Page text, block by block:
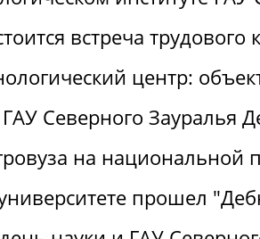
встреча трудового
центр:
Северного Зауралья
на национальной
прошел